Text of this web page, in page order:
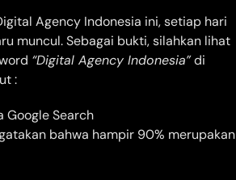
Agency Indonesia ini, setiap hari
muncul. Sebagai bukti, silahkan lihat
“Digital Agency Indonesia”di
:
bahwa hampir 90% merupakan